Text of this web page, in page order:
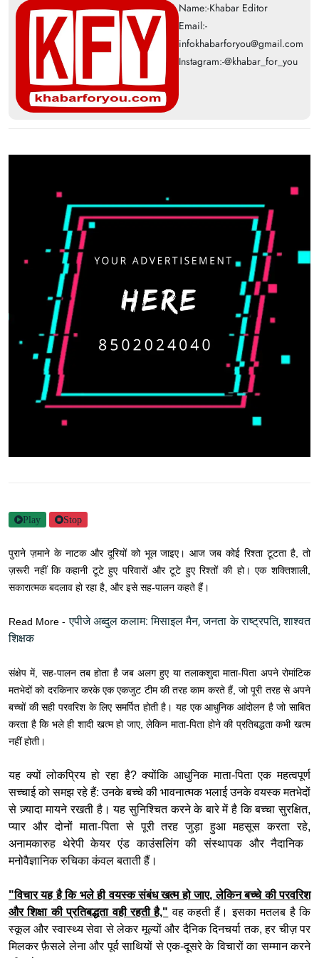
Name:-Khabar Editor
Email:-
infokhabarforyou@gmail.com
Instagram:-@khabar_for_you
Play Stop
पुराने ज़माने के नाटक और दूरियों को भूल जाइए। आज जब कोई रिश्ता टूटता है, तो
ज़रूरी नहीं कि कहानी टूटे हुए परिवारों और टूटे हुए रिश्तों की हो। एक शक्तिशाली,
सकारात्मक बदलाव हो रहा है, और इसे सह-पालन कहते हैं।
Read More -एपीजे अब्दुल कलाम: मिसाइल मैन, जनता के राष्ट्रपति, शाश्वत
शिक्षक
संक्षेप में, सह-पालन तब होता है जब अलग हुए या तलाकशुदा माता-पिता अपने रोमांटिक
मतभेदों को दरकिनार करके एक एकजुट टीम की तरह काम करते हैं, जो पूरी तरह से अपने
बच्चों की सही परवरिश के लिए समर्पित होती है। यह एक आधुनिक आंदोलन है जो साबित
करता है कि भले ही शादी खत्म हो जाए, लेकिन माता-पिता होने की प्रतिबद्धता कभी खत्म
नहीं होती।
यह क्यों लोकप्रिय हो रहा है? क्योंकि आधुनिक माता-पिता एक महत्वपूर्ण
सच्चाई को समझ रहे हैं: उनके बच्चे की भावनात्मक भलाई उनके वयस्क मतभेदों
से ज़्यादा मायने रखती है। यह सुनिश्चित करने के बारे में है कि बच्चा सुरक्षित,
प्यार और दोनों माता-पिता से पूरी तरह जुड़ा हुआ महसूस करता रहे,
अनामकारुह थेरेपी केयर एंड काउंसलिंग की संस्थापक और नैदानिक ​​
मनोवैज्ञानिक रुचिका कंवल बताती हैं।
"विचार यह है कि भले ही वयस्क संबंध खत्म हो जाए, लेकिन बच्चे की परवरिश
और शिक्षा की प्रतिबद्धता वही रहती है," वह कहती हैं। इसका मतलब है कि
स्कूल और स्वास्थ्य सेवा से लेकर मूल्यों और दैनिक दिनचर्या तक, हर चीज़ पर
मिलकर फ़ैसले लेना और पूर्व साथियों से एक-दूसरे के विचारों का सम्मान करने